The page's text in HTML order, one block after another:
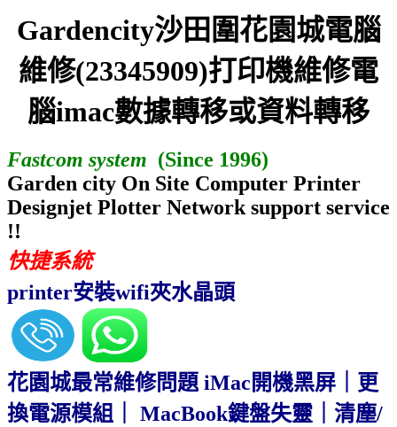
Gardencity沙田圍花園城電腦
維修(23345909)打印機維修電
腦imac數據轉移或資料轉移
Fastcom system (Since 1996)
Garden city On Site Computer Printer
Designjet Plotter Network support service
!!
快捷系統
printer安裝wifi夾水晶頭
花園城最常維修問題 iMac開機黑屏｜更
換電源模組｜ MacBook鍵盤失靈｜清塵/